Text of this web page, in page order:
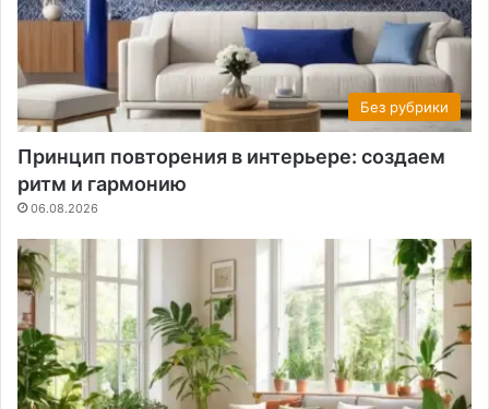
Без рубрики
Принцип повторения в интерьере: создаем
ритм и гармонию
06.08.2026